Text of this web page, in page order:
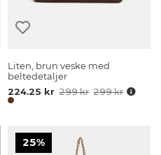
Liten, brun veske med
beltedetaljer
224.25 kr 299 kr 299 kr
25%